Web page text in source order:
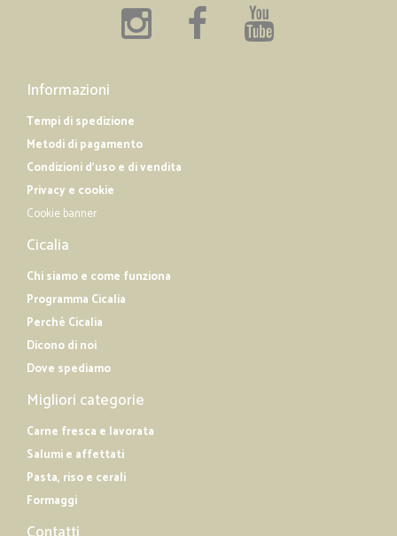
Informazioni
Tempi di spedizione
Metodi di pagamento
Condizioni d'uso e di vendita
Privacy e cookie
Cookie banner
Cicalia
Chi siamo e come funziona
Programma Cicalia
Perché Cicalia
Dicono di noi
Dove spediamo
Migliori categorie
Carne fresca e lavorata
Salumi e affettati
Pasta, riso e cerali
Formaggi